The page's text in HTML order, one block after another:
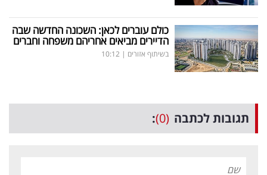
כולם עוברים לכאן: השכונה החדשה שבה
הדיירים מביאים אחריהם משפחה וחברים
בשיתוף אזורים |
10:12
תגובות לכתבה (0)
: